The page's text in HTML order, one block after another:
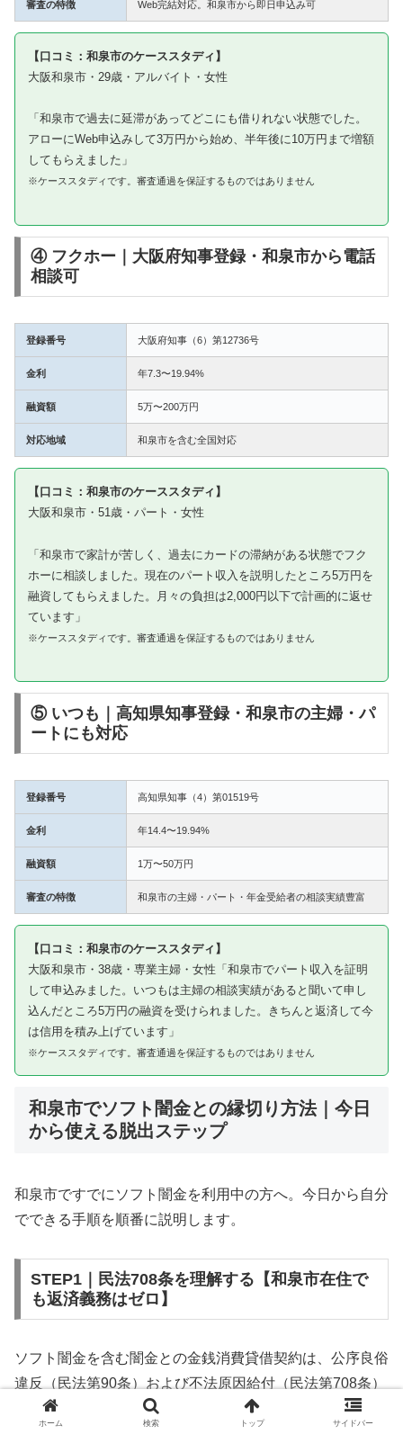
審査の特徴 Web完結対応。和泉市から即日申込み可
【口コミ：和泉市のケーススタディ】
大阪和泉市・29歳・アルバイト・女性
「和泉市で過去に延滞があってどこにも借りれない状態でした。
アローにWeb申込みして3万円から始め、半年後に10万円まで増額
してもらえました」
※ケーススタディです。審査通過を保証するものではありません
④ フクホー｜大阪府知事登録・和泉市から電話
相談可
登録番号 大阪府知事（6）第12736号
金利 年7.3〜19.94%
融資額 5万〜200万円
対応地域 和泉市を含む全国対応
【口コミ：和泉市のケーススタディ】
大阪和泉市・51歳・パート・女性
「和泉市で家計が苦しく、過去にカードの滞納がある状態でフク
ホーに相談しました。現在のパート収入を説明したところ5万円を
融資してもらえました。月々の負担は2,000円以下で計画的に返せ
ています」
※ケーススタディです。審査通過を保証するものではありません
⑤ いつも｜高知県知事登録・和泉市の主婦・パ
ートにも対応
登録番号 高知県知事（4）第01519号
金利 年14.4〜19.94%
融資額 1万〜50万円
審査の特徴 和泉市の主婦・パート・年金受給者の相談実績豊富
【口コミ：和泉市のケーススタディ】
大阪和泉市・38歳・専業主婦・女性「和泉市でパート収入を証明
して申込みました。いつもは主婦の相談実績があると聞いて申し
込んだところ5万円の融資を受けられました。きちんと返済して今
は信用を積み上げています」
※ケーススタディです。審査通過を保証するものではありません
和泉市でソフト闇金との縁切り方法｜今日
から使える脱出ステップ
和泉市ですでにソフト闇金を利用中の方へ。今日から自分
でできる手順を順番に説明します。
STEP1｜民法708条を理解する【和泉市在住で
も返済義務はゼロ】
ソフト闇金を含む闇金との金銭消費貸借契約は、公序良俗
違反（民法第90条）および不法原因給付（民法第708条）
に該当するため、法的には無効です。和泉市在住であって
ホーム 検索 トップ サイドバー